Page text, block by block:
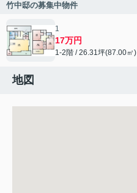
竹中邸の募集中物件
1
17万円
1-2階 / 26.31坪(87.00㎡)
地図